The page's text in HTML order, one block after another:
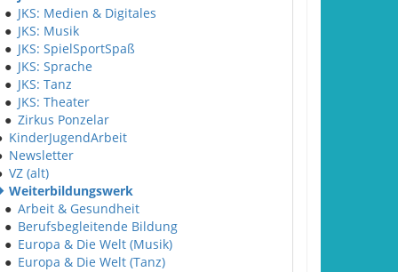
● JKS: Medien & Digitales
● JKS: Musik
● JKS: SpielSportSpaß
● JKS: Sprache
● JKS: Tanz
● JKS: Theater
● Zirkus Ponzelar
KinderJugendArbeit
Newsletter
VZ (alt)
Weiterbildungswerk
● Arbeit & Gesundheit
● Berufsbegleitende Bildung
● Europa & Die Welt (Musik)
● Europa & Die Welt (Tanz)